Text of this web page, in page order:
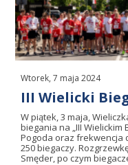
Wtorek, 7 maja 2024
III Wielicki
W piątek, 3 maja,
biegania na „III Wielickim
Pogoda oraz frekwencja
250 biegaczy.
Smęder, po czym